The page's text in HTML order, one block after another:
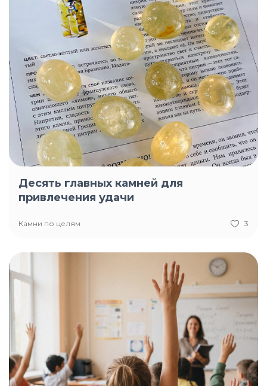
Десять главных камней для
привлечения удачи
Камни по целям 3